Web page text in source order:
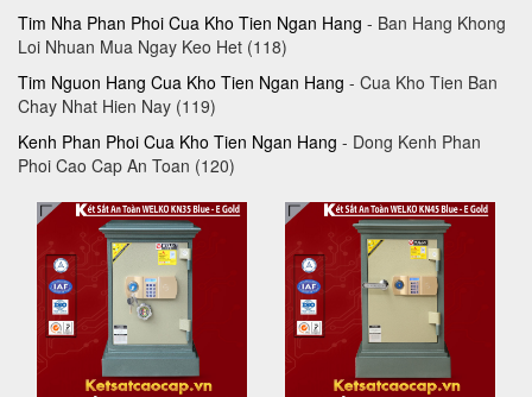
Tim Nha Phan Phoi Cua Kho Tien Ngan Hang - Ban Hang Khong
Loi Nhuan Mua Ngay Keo Het (118)
Tim Nguon Hang Cua Kho Tien Ngan Hang - Cua Kho Tien Ban
Chay Nhat Hien Nay (119)
Kenh Phan Phoi Cua Kho Tien Ngan Hang - Dong Kenh Phan
Phoi Cao Cap An Toan (120)